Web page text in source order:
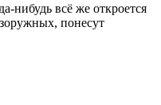
нибудь всё же откроется
понесут